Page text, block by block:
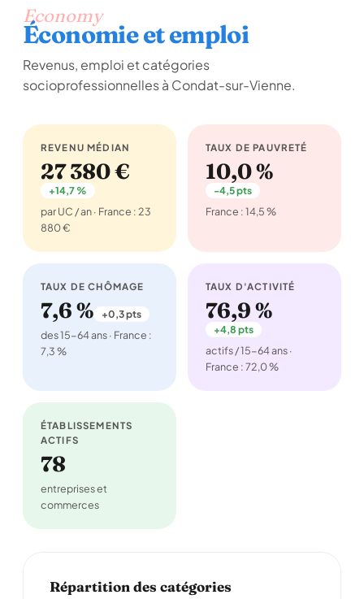
Economy
Économie et emploi
Revenus, emploi et catégories
socioprofessionnelles à Condat-sur-Vienne.
REVENU MÉDIAN
27 380 €
+14,7 %
par UC / an · France : 23
880 €
TAUX DE PAUVRETÉ
10,0 %
-4,5 pts
France : 14,5 %
TAUX DE CHÔMAGE
7,6 % +0,3 pts
des 15-64 ans · France :
7,3 %
TAUX D'ACTIVITÉ
76,9 %
+4,8 pts
actifs / 15-64 ans ·
France : 72,0 %
ÉTABLISSEMENTS
ACTIFS
78
entreprises et
commerces
Répartition des catégories